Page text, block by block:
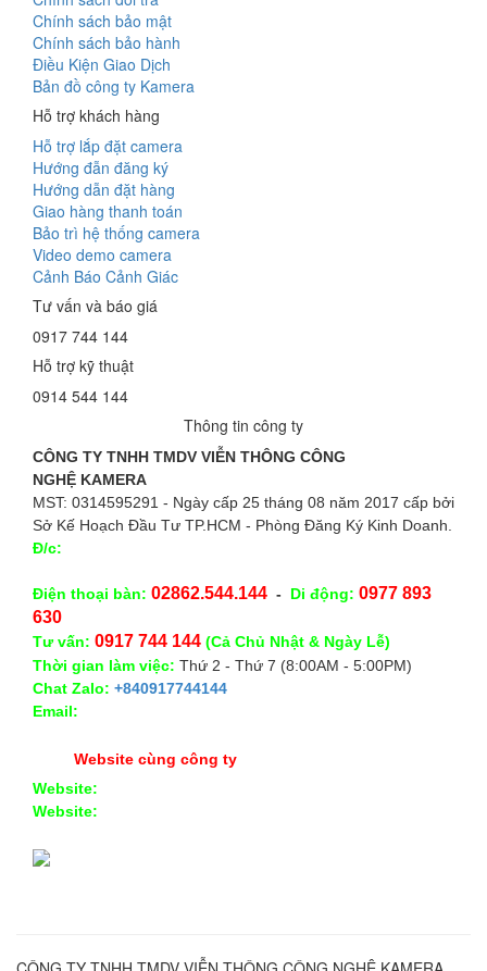
Chính sách bảo mật
Chính sách bảo hành
Điều Kiện Giao Dịch
Bản đồ công ty Kamera
Hỗ trợ khách hàng
Hỗ trợ lắp đặt camera
Hướng đẫn đăng ký
Hướng dẫn đặt hàng
Giao hàng thanh toán
Bảo trì hệ thống camera
Video demo camera
Cảnh Báo Cảnh Giác
Tư vấn và báo giá
0917 744 144
Hỗ trợ kỹ thuật
0914 544 144
Thông tin công ty
CÔNG TY TNHH TMDV VIỄN THÔNG CÔNG
NGHỆ KAMERA
MST: 0314595291 - Ngày cấp 25 tháng 08 năm 2017 cấp bởi
Sở Kế Hoạch Đầu Tư TP.HCM - Phòng Đăng Ký Kinh Doanh.
Đ/c:
Điện thoại bàn: 02862.544.144 - Di động: 0977 893
630
Tư vấn: 0917 744 144 (Cả Chủ Nhật & Ngày Lễ)
Thời gian làm việc: Thứ 2 - Thứ 7 (8:00AM - 5:00PM)
Chat Zalo: +840917744144
Email:
Website cùng công ty
Website:
Website: